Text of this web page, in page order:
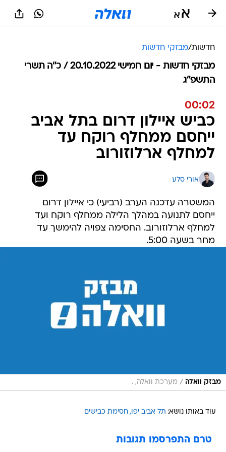
חדשות/מבזקי חדשות
מבזקי חדשות - יום חמישי 20.10.2022 / כ״ה תשרי
התשפ"ג
00:02
כביש איילון דרום בתל אביב
ייחסם ממחלף רוקח עד
למחלף ארלוזורוב
אורי סלע
המשטרה עדכנה הערב (רביעי) כי איילון דרום
ייחסם לתנועה במהלך הלילה ממחלף רוקח ועד
למחלף ארלוזורוב. החסימה צפויה להימשך עד
מחר בשעה 5:00.
מבזק וואלה / מערכת וואלה, .
עוד באותו נושא: תל אביב יפו חסימת כבישים
טרם התפרסמו תגובות